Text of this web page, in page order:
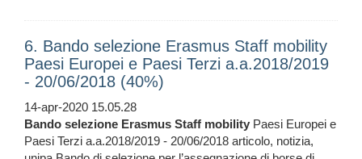
6. Bando selezione Erasmus Staff mobility
Paesi Europei e Paesi Terzi a.a.2018/2019
- 20/06/2018 (40%)
14-apr-2020 15.05.28
Bando selezione Erasmus Staff mobility Paesi Europei e
Paesi Terzi a.a.2018/2019 - 20/06/2018 articolo, notizia,